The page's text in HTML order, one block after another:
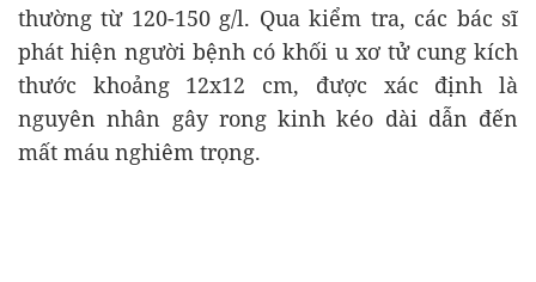
thường từ 120-150 g/l. Qua kiểm tra, các bác sĩ
phát hiện người bệnh có khối u xơ tử cung kích
thước khoảng 12x12 cm, được xác định là
nguyên nhân gây rong kinh kéo dài dẫn đến
mất máu nghiêm trọng.